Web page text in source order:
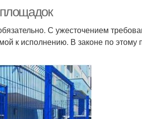
С ужесточением
к исполнению. В законе по этому